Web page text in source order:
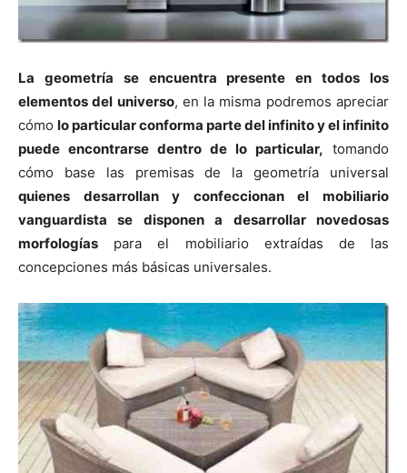
La geometría se encuentra presente en todos los
elementos del universo, en la misma podremos apreciar
cómo lo particular conforma parte del infinito y el infinito
puede encontrarse dentro de lo particular, tomando
cómo base las premisas de la geometría universal
quienes desarrollan y confeccionan el mobiliario
vanguardista se disponen a desarrollar novedosas
morfologías para el mobiliario extraídas de las
concepciones más básicas universales.